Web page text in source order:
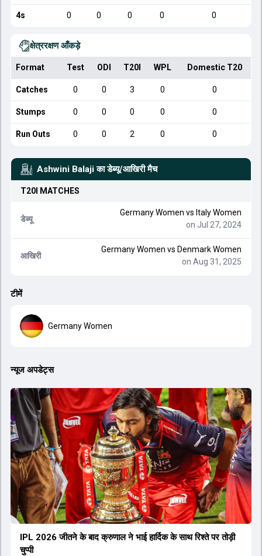
4s 0 0 0 0 0
क्षेत्ररक्षण आँकड़े
Format Test ODI T20I WPL Domestic T20
Catches 0 0 3 0 0
Stumps 0 0 0 0 0
Run Outs 0 0 2 0 0
Ashwini Balaji का डेब्यू/आखिरी मैच
T20I MATCHES
डेब्यू
Germany Women vs Italy Women
on Jul 27, 2024
आखिरी
Germany Women vs Denmark Women
on Aug 31, 2025
टीमें
Germany Women
न्यूज अपडेट्स
IPL 2026 जीतने के बाद क्रुणाल ने भाई हार्द‍िक के साथ र‍िश्ते पर तोड़ी
चुप्पी